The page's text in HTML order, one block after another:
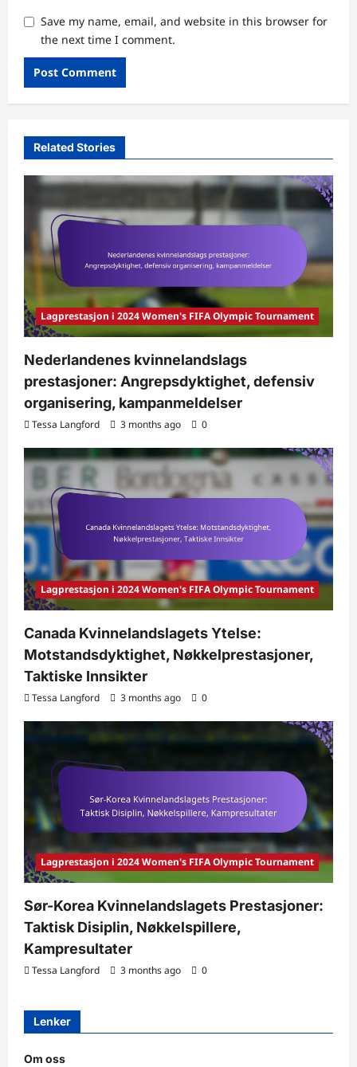
Save my name, email, and website in this browser for
the next time I comment.
Related Stories
Lagprestasjon i 2024 Women's FIFA Olympic Tournament
Nederlandenes kvinnelandslags
prestasjoner: Angrepsdyktighet, defensiv
organisering, kampanmeldelser
Tessa Langford 3 months ago 0
Lagprestasjon i 2024 Women's FIFA Olympic Tournament
Canada Kvinnelandslagets Ytelse:
Motstandsdyktighet, Nøkkelprestasjoner,
Taktiske Innsikter
Tessa Langford 3 months ago 0
Lagprestasjon i 2024 Women's FIFA Olympic Tournament
Sør-Korea Kvinnelandslagets Prestasjoner:
Taktisk Disiplin, Nøkkelspillere,
Kampresultater
Tessa Langford 3 months ago 0
Lenker
Om oss